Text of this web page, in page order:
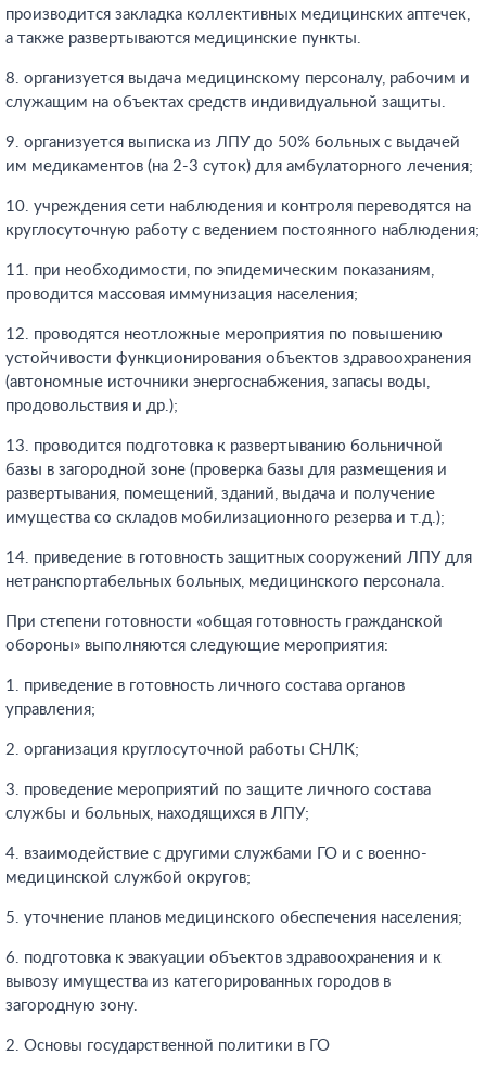
производится закладка коллективных медицинских аптечек,
а также развертываются медицинские пункты.
8. организуется выдача медицинскому персоналу, рабочим и
служащим на объектах средств индивидуальной защиты.
9. организуется выписка из ЛПУ до 50% больных с выдачей
им медикаментов (на 2-3 суток) для амбулаторного лечения;
10. учреждения сети наблюдения и контроля переводятся на
круглосуточную работу с ведением постоянного наблюдения;
11. при необходимости, по эпидемическим показаниям,
проводится массовая иммунизация населения;
12. проводятся неотложные мероприятия по повышению
устойчивости функционирования объектов здравоохранения
(автономные источники энергоснабжения, запасы воды,
продовольствия и др.);
13. проводится подготовка к развертыванию больничной
базы в загородной зоне (проверка базы для размещения и
развертывания, помещений, зданий, выдача и получение
имущества со складов мобилизационного резерва и т.д.);
14. приведение в готовность защитных сооружений ЛПУ для
нетранспортабельных больных, медицинского персонала.
При степени готовности «общая готовность гражданской
обороны» выполняются следующие мероприятия:
1. приведение в готовность личного состава органов
управления;
2. организация круглосуточной работы СНЛК;
3. проведение мероприятий по защите личного состава
службы и больных, находящихся в ЛПУ;
4. взаимодействие с другими службами ГО и с военно-
медицинской службой округов;
5. уточнение планов медицинского обеспечения населения;
6. подготовка к эвакуации объектов здравоохранения и к
вывозу имущества из категорированных городов в
загородную зону.
2. Основы государственной политики в ГО